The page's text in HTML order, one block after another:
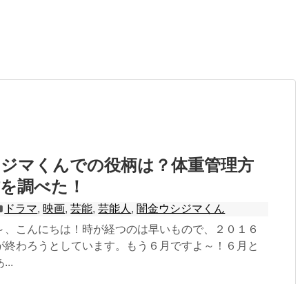
マくんでの役柄は？体重管理方
調べた！
ドラマ, 映画,芸能,芸能人 , 闇金ウシジマくん
、こんにちは！時が経つのは早いもので、２０１６
終わろうとしています。もう６月ですよ～！６月と
...